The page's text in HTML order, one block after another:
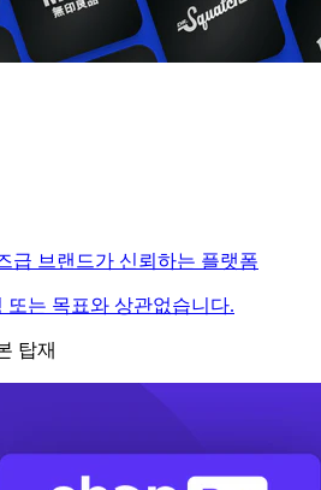
급 브랜드가 신뢰하는 플랫폼
또는 목표와 상관없습니다.
탑재